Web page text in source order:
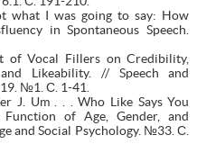
what I was going to say: How
in Spontaneous Speech.
of Vocal Fillers on Credibility,
Likeability. // Speech and
№1. С. 1-41.
J. Um . . . Who Like Says You
of Age, Gender, and
and Social Psychology. №33. С.